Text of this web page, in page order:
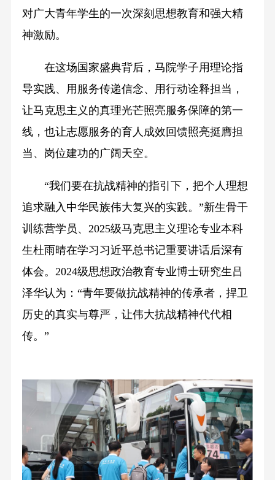
对广大青年学生的一次深刻思想教育和强大精
神激励。
在这场国家盛典背后，马院学子用理论指
导实践、用服务传递信念、用行动诠释担当，
让马克思主义的真理光芒照亮服务保障的第一
线，也让志愿服务的育人成效回馈照亮挺膺担
当、岗位建功的广阔天空。
“我们要在抗战精神的指引下，把个人理想
追求融入中华民族伟大复兴的实践。”新生骨干
训练营学员、2025级马克思主义理论专业本科
生杜雨晴在学习习近平总书记重要讲话后深有
体会。2024级思想政治教育专业博士研究生吕
泽华认为：“青年要做抗战精神的传承者，捍卫
历史的真实与尊严，让伟大抗战精神代代相
传。”